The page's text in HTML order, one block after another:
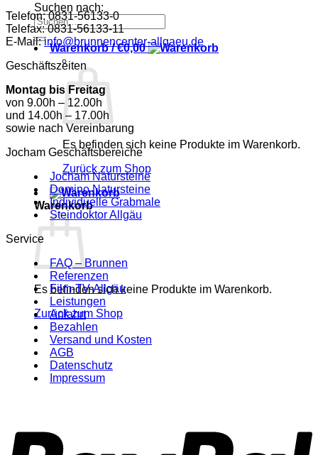
Suchen nach:
Warenkorb /€0,00
Es befinden sich keine Produkte im Warenkorb.
Zurück zum Shop
Warenkorb
Es befinden sich keine Produkte im Warenkorb.
Zurück zum Shop
Telefon: 0831-56133-0
Telefax: 0831-56133-11
E-Mail:info@brunnencenter-allgaeu.de
Geschäftszeiten
Montag bis Freitag
von 9.00h – 12.00h
und 14.00h – 17.00h
sowie nach Vereinbarung
Jocham Geschäftsbereiche
Jocham Natursteine
Domino Natursteine
Individuelle Grabmale
Steindoktor Allgäu
Service
FAQ – Brunnen
Referenzen
Film-TV-Allgäu
Leistungen
Anfahrt
Bezahlen
Versand und Kosten
AGB
Datenschutz
Impressum